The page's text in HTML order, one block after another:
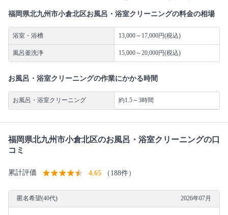
福岡県北九州市小倉北区お風呂・浴室クリーニングの料金の相場
浴室・浴槽 13,000～17,000円(税込)
風呂釜洗浄 15,000～20,000円(税込)
お風呂・浴室クリーニングの作業にかかる時間
お風呂・浴室クリーニング 約1.5～3時間
福岡県北九州市小倉北区のお風呂・浴室クリーニングの口
コミ
累計評価 4.65 （188件）
匿名希望(40代) 2026年07月